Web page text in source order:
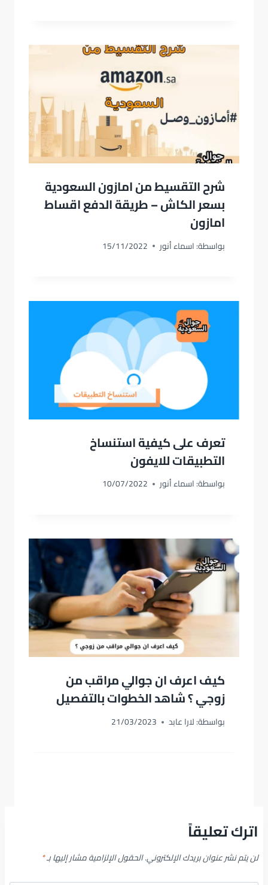
شرح التقسيط من امازون السعودية
بسعر الكاش – طريقة الدفع اقساط
امازون
بواسطة:اسماء أنور 15/11/2022
تعرف على كيفية استنساخ
التطبيقات للايفون
بواسطة:اسماء أنور 10/07/2022
كيف اعرف ان جوالي مراقب من
زوجي ؟ شاهد الخطوات بالتفصيل
بواسطة:لارا عابد 21/03/2023
اترك تعليقاً
لن يتم نشر عنوان بريدك الإلكتروني.الحقول الإلزامية مشار إليها بـ*